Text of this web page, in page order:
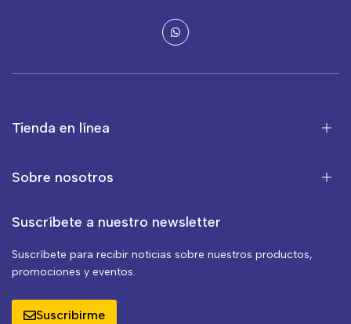
Tienda en línea
Sobre nosotros
Suscríbete a nuestro newsletter
Suscríbete para recibir noticias sobre nuestros productos,
promociones y eventos.
Suscribirme